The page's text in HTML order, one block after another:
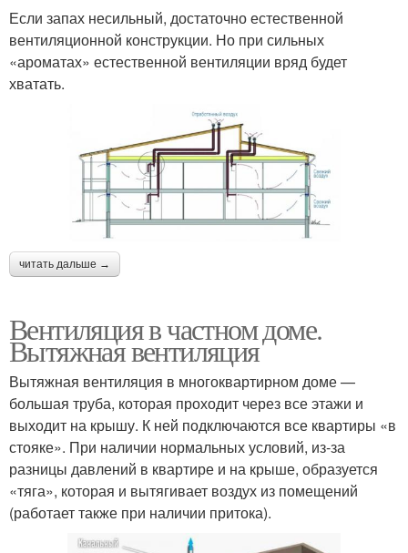
Если запах несильный, достаточно естественной
вентиляционной конструкции. Но при сильных
«ароматах» естественной вентиляции вряд будет
хватать.
читать дальше →
Вентиляция в частном доме.
Вытяжная вентиляция
Вытяжная вентиляция в многоквартирном доме —
большая труба, которая проходит через все этажи и
выходит на крышу. К ней подключаются все квартиры «в
стояке». При наличии нормальных условий, из-за
разницы давлений в квартире и на крыше, образуется
«тяга», которая и вытягивает воздух из помещений
(работает также при наличии притока).